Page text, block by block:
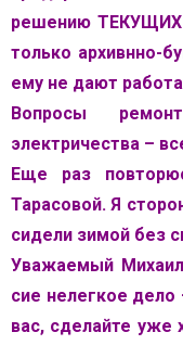
решению ТЕКУЩИХ
только архивнно-
ему не дают
Вопросы
электричества –
Еще раз
Тарасовой. Я
сидели зимой без
Уважаемый
сие нелегкое
вас, сделайте уже